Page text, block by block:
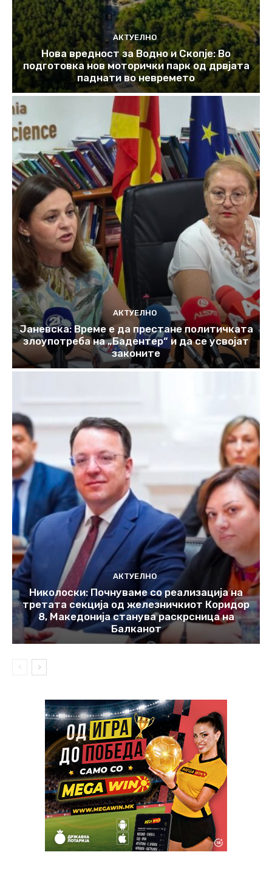
АКТУЕЛНО
Нова вредност за Водно и Скопје: Во
подготовка нов моторички парк од дрвјата
паднати во невремето
АКТУЕЛНО
Јаневска: Време е да престане политичката
злоупотреба на „Бадентер“ и да се усвојат
законите
АКТУЕЛНО
Николоски: Почнуваме со реализација на
третата секција од железничкиот Коридор
8, Македонија станува раскрсница на
Балканот